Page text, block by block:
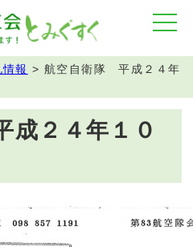
情報 >航空自衛隊 平成２４年
２４年１０